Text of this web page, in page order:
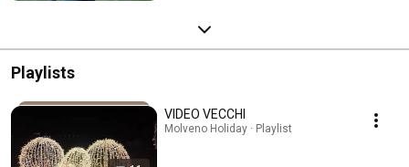
Playlists
VIDEO VECCHI
Molveno Holiday · Playlist